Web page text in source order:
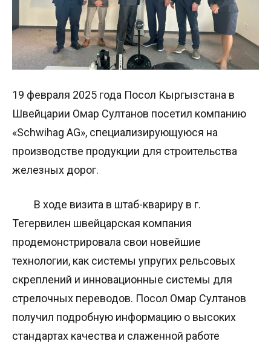
19 февраля 2025 года Посол Кыргызстана в
Швейцарии Омар Султанов посетил компанию
«Schwihag AG», специализирующуюся на
производстве продукции для строительства
железных дорог.
В ходе визита в штаб-квариру в г.
Тегервилен швейцарская компания
продемонстрировала свои новейшие
технологии, как системы упругих рельсовых
скреплений и инновационные системы для
стрелочных переводов. Посол Омар Султанов
получил подробную информацию о высоких
стандартах качества и слаженной работе